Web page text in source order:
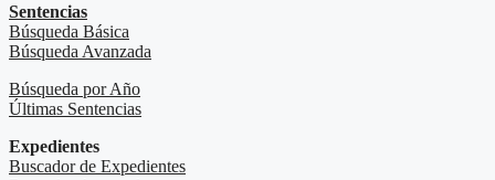
Sentencias
Búsqueda Básica
Búsqueda Avanzada
Búsqueda por Año
Últimas Sentencias
Expedientes
Buscador de Expedientes